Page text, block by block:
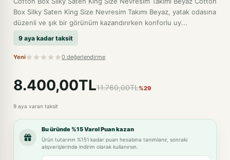
Box Silky Saten King Size Nevresim Takımı Beyaz, yatak odasına
düzenli ve şık bir görünüm kazandırırken konforlu uy...
9 aya kadar taksit
Yeni 0 değerlendirme
8.400,00TL11.760,00TL%29
9 aya varan taksit
Bu üründe %15 Varol Puan kazan
Ürün tutarının %15'i kadar puan hesabına tanımlanır, sonraki
alışverişlerinde indirim olarak kullanırsın.